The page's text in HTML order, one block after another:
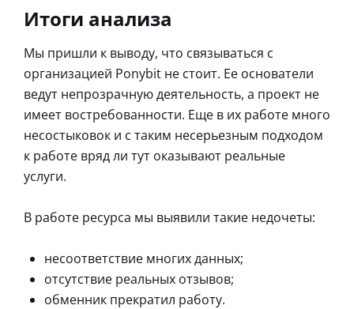
Итоги анализа
Мы пришли к выводу, что связываться с
организацией Ponybit не стоит. Ее основатели
ведут непрозрачную деятельность, а проект не
имеет востребованности. Еще в их работе много
несостыковок и с таким несерьезным подходом
к работе вряд ли тут оказывают реальные
услуги.
В работе ресурса мы выявили такие недочеты:
несоответствие многих данных;
отсутствие реальных отзывов;
обменник прекратил работу.